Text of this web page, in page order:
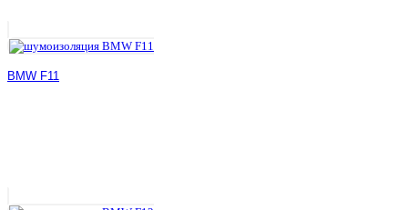
BMW F11